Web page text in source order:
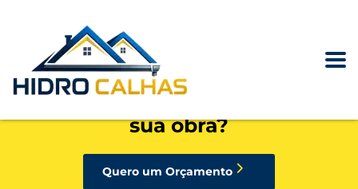
precisando de calhas, rufos,
pingadeiras ou condutores para
sua obra?
Quero um Orçamento